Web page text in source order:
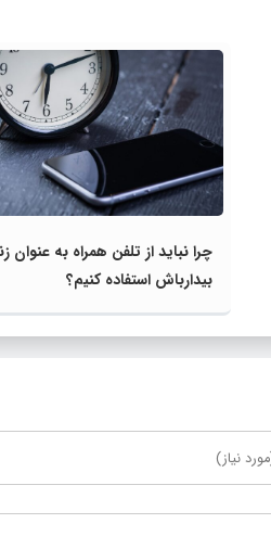
چرا نباید از تلفن همراه به عنوان
بیدارباش استفاده کنیم؟